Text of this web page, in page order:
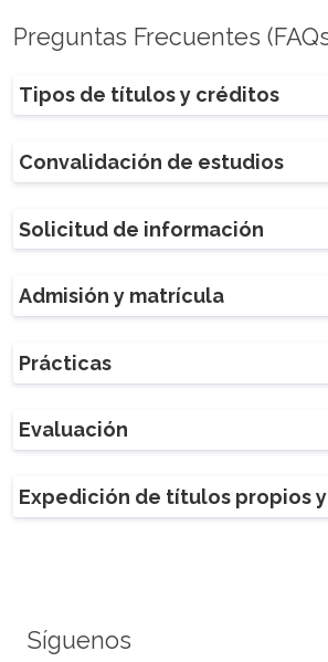
Preguntas Frecuentes
Tipos de títulos y créditos
Convalidación de estudios
Solicitud de información
Admisión y matrícula
Prácticas
Evaluación
Expedición de títulos propios
Síguenos